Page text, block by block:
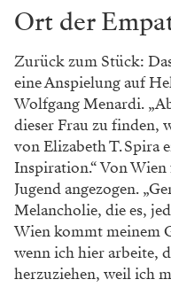
Ort der
Zurück zum Stück:
eine Anspielung auf
Wolfgang Menardi.
dieser Frau zu finden,
von Elizabeth T. Spira
Inspiration.“ Von
Jugend angezogen.
Melancholie, die es,
Wien kommt meinem
wenn ich hier arbeite,
herzuziehen, weil ich